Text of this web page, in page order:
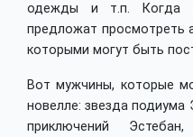
одежды и т.п. Когда
предложат просмотреть
которыми могут быть
Вот мужчины, которые
новелле: звезда подиума
приключений